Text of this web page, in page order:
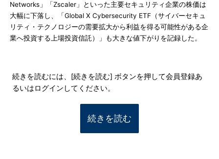
Networks」「Zscaler」といった主要セキュリティ企業の株価は
大幅に下落し、「Global X Cybersecurity ETF（サイバーセキュ
リティ・テクノロジーの需要拡大から利益を得る可能性がある企
業へ投資する上場投資信託）」も大きな値下がりを記録した。
続きを読むには、[続きを読む] ボタンを押して会員登録あ
るいはログインしてください。
続きを読む